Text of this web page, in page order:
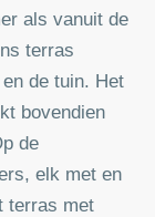
als vanuit de
terras
de tuin. Het
bovendien
de
elk met en
terras met